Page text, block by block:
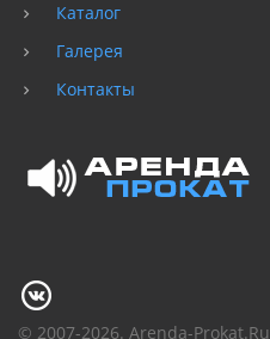
Каталог
Галерея
Контакты
© 2007-2026. Arenda-Prokat.Ru